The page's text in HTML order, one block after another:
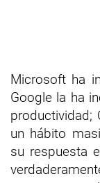
Microsoft ha
Google la ha
productividad;
un hábito
su respuesta